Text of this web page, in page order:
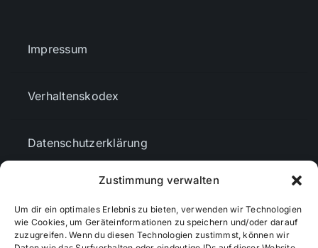
Zustimmung verwalten
Um dir ein optimales Erlebnis zu bieten, verwenden wir Technologien
wie Cookies, um Geräteinformationen zu speichern und/oder darauf
zuzugreifen. Wenn du diesen Technologien zustimmst, können wir
Impressum
Verhaltenskodex
Datenschutzerklärung
Cookie-Richtlinie (EU)